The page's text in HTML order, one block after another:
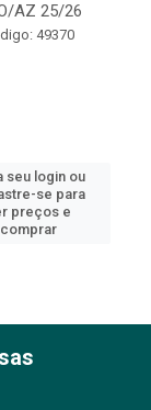
AZ 25/26
49370
seu login ou
se para
preços e
comprar